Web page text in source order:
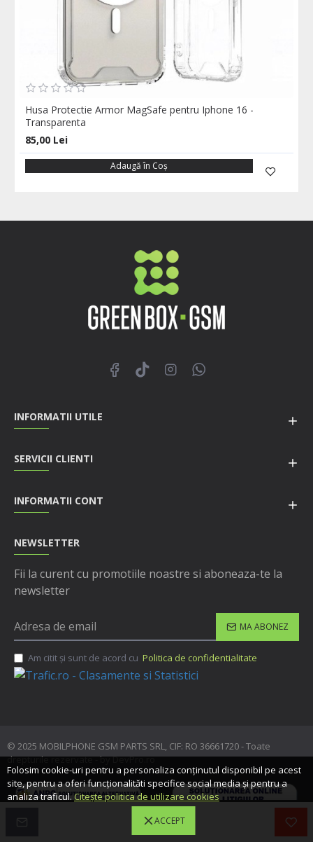
Husa Protectie Armor MagSafe pentru Iphone 16 -
Transparenta
85,00 Lei
Adaugă în Coş
INFORMATII UTILE
SERVICII CLIENTI
INFORMATII CONT
NEWSLETTER
Fii la curent cu promotiile noastre si aboneaza-te la
newsletter
MA ABONEZ
Am citit şi sunt de acord cu Politica de confidentialitate
© 2025 MOBILPHONE GSM PARTS SRL, CIF: RO 36661720 - Toate
drepturile rezervate - by DevPro.ro
ACCEPT
Folosim cookie-uri pentru a personaliza conținutul disponibil pe acest
site, pentru a oferi funcționalităti specifice social media și pentru a
analiza traficul.Citește politica de utilizare cookies